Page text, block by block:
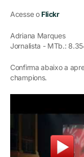
Acesse o Flickr
Adriana Marques
Jornalista - MTb.:
Confirma abaixo a
champions.